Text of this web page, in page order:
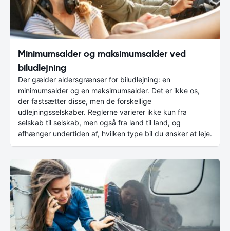
Minimumsalder og maksimumsalder ved
biludlejning
Der gælder aldersgrænser for biludlejning: en
minimumsalder og en maksimumsalder. Det er ikke os,
der fastsætter disse, men de forskellige
udlejningsselskaber. Reglerne varierer ikke kun fra
selskab til selskab, men også fra land til land, og
afhænger undertiden af, hvilken type bil du ønsker at leje.